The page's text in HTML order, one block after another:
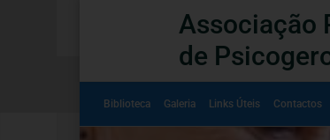
Associação
de
Biblioteca Galeria Links Úteis Contactos